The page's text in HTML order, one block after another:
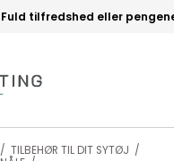
Let's Stitch @..
/ TILBEHØR TIL DIT SYTØJ /